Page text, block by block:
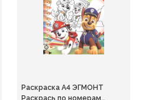
Раскраска А4 ЭГМОНТ
Раскрась по номерам